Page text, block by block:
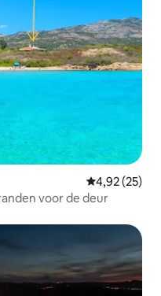
Gemiddelde
4,92 (25)
voor de deur